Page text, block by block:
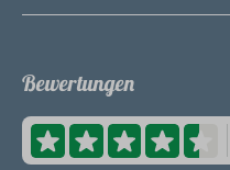
Bewertungen